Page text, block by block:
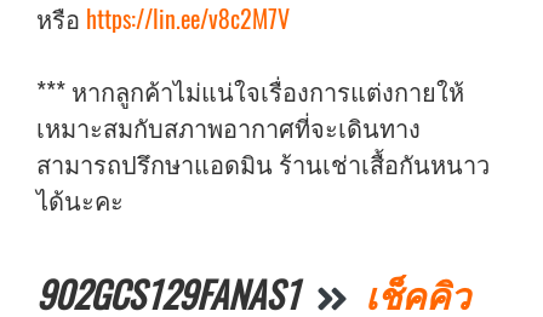
หรือ https://lin.ee/v8c2M7V
*** หากลูกค้าไม่แน่ใจเรื่องการแต่งกายให้
เหมาะสมกับสภาพอากาศที่จะเดินทาง
สามารถปรึกษาแอดมิน ร้านเช่าเสื้อกันหนาว
ได้นะคะ
902GCS129FANAS1 เช็คคิว